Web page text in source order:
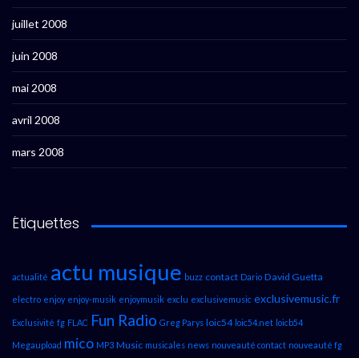
juillet 2008
juin 2008
mai 2008
avril 2008
mars 2008
Étiquettes
actualité actu musique buzz contact Dario David Guetta
electro enjoy enjoy-musik enjoymusik exclu exclusivemusic exclusivemusic.fr
Exclusivité fg FLAC Fun Radio Greg Parys loic54 loic54.net loicb54
Megaupload mico MP3 Music musicales news nouveauté contact nouveauté fg